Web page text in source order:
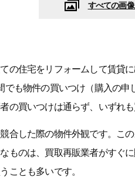
すべての画像
の住宅をリフォームして賃貸
でも物件の買いつけ（購入の
の買いつけは通らず、いずれも
競合した際の物件外観です。こ
ものは、買取再販業者がすぐ
ことも多いです。